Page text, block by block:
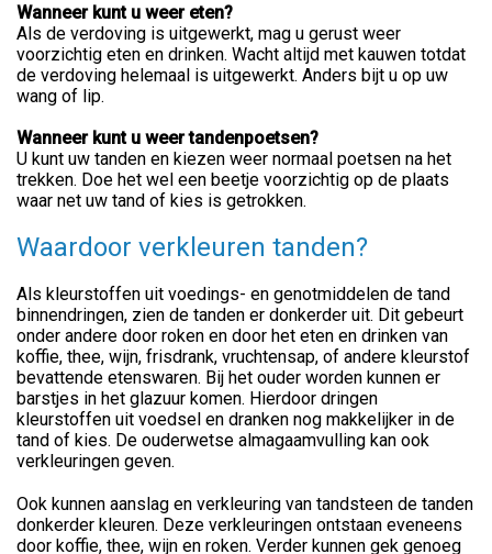
Wanneer kunt u weer eten?
Als de verdoving is uitgewerkt, mag u gerust weer
voorzichtig eten en drinken. Wacht altijd met kauwen totdat
de verdoving helemaal is uitgewerkt. Anders bijt u op uw
wang of lip.
Wanneer kunt u weer tandenpoetsen?
U kunt uw tanden en kiezen weer normaal poetsen na het
trekken. Doe het wel een beetje voorzichtig op de plaats
waar net uw tand of kies is getrokken.
Waardoor verkleuren tanden?
Als kleurstoffen uit voedings- en genotmiddelen de tand
binnendringen, zien de tanden er donkerder uit. Dit gebeurt
onder andere door roken en door het eten en drinken van
koffie, thee, wijn, frisdrank, vruchtensap, of andere kleurstof
bevattende etenswaren. Bij het ouder worden kunnen er
barstjes in het glazuur komen. Hierdoor dringen
kleurstoffen uit voedsel en dranken nog makkelijker in de
tand of kies. De ouderwetse almagaamvulling kan ook
verkleuringen geven.
Ook kunnen aanslag en verkleuring van tandsteen de tanden
donkerder kleuren. Deze verkleuringen ontstaan eveneens
door koffie, thee, wijn en roken. Verder kunnen gek genoeg